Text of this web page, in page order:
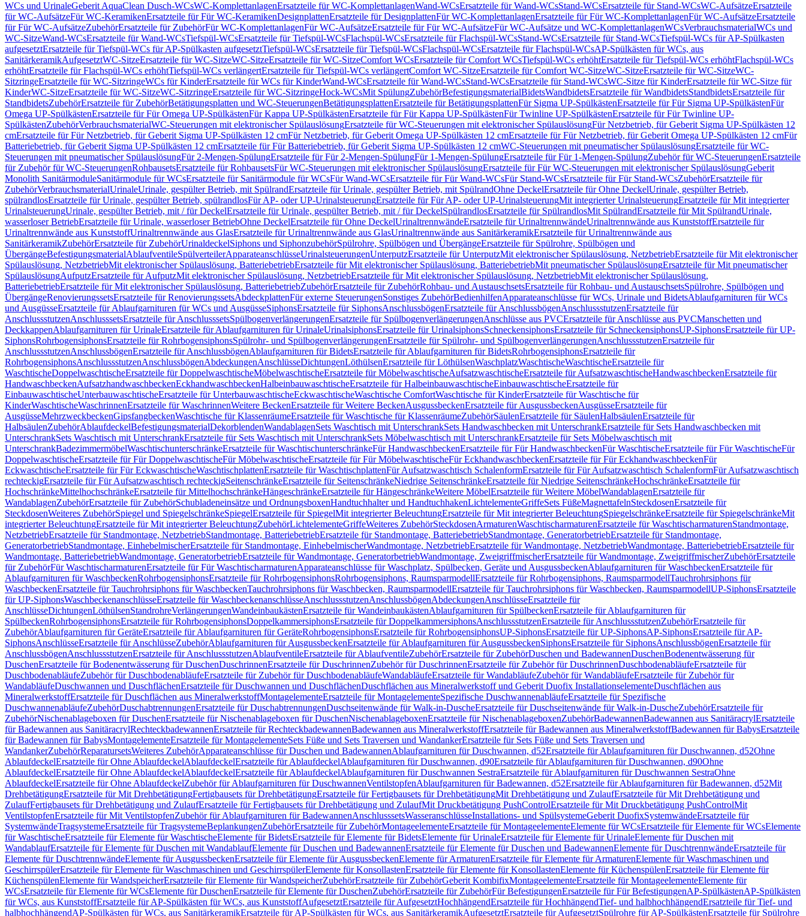
WCs und UrinaleGeberit AquaClean Dusch-WCsWC-KomplettanlagenErsatzteile für WC-KomplettanlagenWand-WCsErsatzteile für Wand-WCsStand-WCsErsatzteile für Stand-WCsWC-AufsätzeErsatzteile
für WC-AufsätzeFür WC-KeramikenErsatzteile für Für WC-KeramikenDesignplattenErsatzteile für DesignplattenFür WC-KomplettanlagenErsatzteile für Für WC-KomplettanlagenFür WC-AufsätzeErsatzteile
für Für WC-AufsätzeZubehörErsatzteile für ZubehörFür WC-KomplettanlagenFür WC-AufsätzeErsatzteile für Für WC-AufsätzeFür WC-Aufsätze und WC-KomplettanlagenWCsVerbrauchsmaterialWCs und
WC-SitzeWand-WCsErsatzteile für Wand-WCsTiefspül-WCsErsatzteile für Tiefspül-WCsFlachspül-WCsErsatzteile für Flachspül-WCsStand-WCsErsatzteile für Stand-WCsTiefspül-WCs für AP-Spülkasten
aufgesetztErsatzteile für Tiefspül-WCs für AP-Spülkasten aufgesetztTiefspül-WCsErsatzteile für Tiefspül-WCsFlachspül-WCsErsatzteile für Flachspül-WCsAP-Spülkästen für WCs, aus
SanitärkeramikAufgesetztWC-SitzeErsatzteile für WC-SitzeWC-SitzeErsatzteile für WC-SitzeComfort WCsErsatzteile für Comfort WCsTiefspül-WCs erhöhtErsatzteile für Tiefspül-WCs erhöhtFlachspül-WCs
erhöhtErsatzteile für Flachspül-WCs erhöhtTiefspül-WCs verlängertErsatzteile für Tiefspül-WCs verlängertComfort WC-SitzeErsatzteile für Comfort WC-SitzeWC-SitzeErsatzteile für WC-SitzeWC-
SitzringeErsatzteile für WC-SitzringeWCs für KinderErsatzteile für WCs für KinderWand-WCsErsatzteile für Wand-WCsStand-WCsErsatzteile für Stand-WCsWC-Sitze für KinderErsatzteile für WC-Sitze für
KinderWC-SitzeErsatzteile für WC-SitzeWC-SitzringeErsatzteile für WC-SitzringeHock-WCsMit SpülungZubehörBefestigungsmaterialBidetsWandbidetsErsatzteile für WandbidetsStandbidetsErsatzteile für
StandbidetsZubehörErsatzteile für ZubehörBetätigungsplatten und WC-SteuerungenBetätigungsplattenErsatzteile für BetätigungsplattenFür Sigma UP-SpülkästenErsatzteile für Für Sigma UP-SpülkästenFür
Omega UP-SpülkästenErsatzteile für Für Omega UP-SpülkästenFür Kappa UP-SpülkästenErsatzteile für Für Kappa UP-SpülkästenFür Twinline UP-SpülkästenErsatzteile für Für Twinline UP-
SpülkästenZubehörVerbrauchsmaterialWC-Steuerungen mit elektronischer SpülauslösungErsatzteile für WC-Steuerungen mit elektronischer SpülauslösungFür Netzbetrieb, für Geberit Sigma UP-Spülkästen 12
cmErsatzteile für Für Netzbetrieb, für Geberit Sigma UP-Spülkästen 12 cmFür Netzbetrieb, für Geberit Omega UP-Spülkästen 12 cmErsatzteile für Für Netzbetrieb, für Geberit Omega UP-Spülkästen 12 cmFür
Batteriebetrieb, für Geberit Sigma UP-Spülkästen 12 cmErsatzteile für Für Batteriebetrieb, für Geberit Sigma UP-Spülkästen 12 cmWC-Steuerungen mit pneumatischer SpülauslösungErsatzteile für WC-
Steuerungen mit pneumatischer SpülauslösungFür 2-Mengen-SpülungErsatzteile für Für 2-Mengen-SpülungFür 1-Mengen-SpülungErsatzteile für Für 1-Mengen-SpülungZubehör für WC-SteuerungenErsatzteile
für Zubehör für WC-SteuerungenRohbausetsErsatzteile für RohbausetsFür WC-Steuerungen mit elektronischer SpülauslösungErsatzteile für Für WC-Steuerungen mit elektronischer SpülauslösungGeberit
Monolith SanitärmoduleSanitärmodule für WCsErsatzteile für Sanitärmodule für WCsFür Wand-WCsErsatzteile für Für Wand-WCsFür Stand-WCsErsatzteile für Für Stand-WCsZubehörErsatzteile für
ZubehörVerbrauchsmaterialUrinaleUrinale, gespülter Betrieb, mit SpülrandErsatzteile für Urinale, gespülter Betrieb, mit SpülrandOhne DeckelErsatzteile für Ohne DeckelUrinale, gespülter Betrieb,
spülrandlosErsatzteile für Urinale, gespülter Betrieb, spülrandlosFür AP- oder UP-UrinalsteuerungErsatzteile für Für AP- oder UP-UrinalsteuerungMit integrierter UrinalsteuerungErsatzteile für Mit integrierter
UrinalsteuerungUrinale, gespülter Betrieb, mit / für DeckelErsatzteile für Urinale, gespülter Betrieb, mit / für DeckelSpülrandlosErsatzteile für SpülrandlosMit SpülrandErsatzteile für Mit SpülrandUrinale,
wasserloser BetriebErsatzteile für Urinale, wasserloser BetriebOhne DeckelErsatzteile für Ohne DeckelUrinaltrennwändeErsatzteile für UrinaltrennwändeUrinaltrennwände aus KunststoffErsatzteile für
Urinaltrennwände aus KunststoffUrinaltrennwände aus GlasErsatzteile für Urinaltrennwände aus GlasUrinaltrennwände aus SanitärkeramikErsatzteile für Urinaltrennwände aus
SanitärkeramikZubehörErsatzteile für ZubehörUrinaldeckelSiphons und SiphonzubehörSpülrohre, Spülbögen und ÜbergängeErsatzteile für Spülrohre, Spülbögen und
ÜbergängeBefestigungsmaterialAblaufventileSpülverteilerApparateanschlüsseUrinalsteuerungenUnterputzErsatzteile für UnterputzMit elektronischer Spülauslösung, NetzbetriebErsatzteile für Mit elektronischer
Spülauslösung, NetzbetriebMit elektronischer Spülauslösung, BatteriebetriebErsatzteile für Mit elektronischer Spülauslösung, BatteriebetriebMit pneumatischer SpülauslösungErsatzteile für Mit pneumatischer
SpülauslösungAufputzErsatzteile für AufputzMit elektronischer Spülauslösung, NetzbetriebErsatzteile für Mit elektronischer Spülauslösung, NetzbetriebMit elektronischer Spülauslösung,
BatteriebetriebErsatzteile für Mit elektronischer Spülauslösung, BatteriebetriebZubehörErsatzteile für ZubehörRohbau- und AustauschsetsErsatzteile für Rohbau- und AustauschsetsSpülrohre, Spülbögen und
ÜbergängeRenovierungssetsErsatzteile für RenovierungssetsAbdeckplattenFür externe SteuerungenSonstiges ZubehörBedienhilfenApparateanschlüsse für WCs, Urinale und BidetsAblaufgarnituren für WCs
und AusgüsseErsatzteile für Ablaufgarnituren für WCs und AusgüsseSiphonsErsatzteile für SiphonsAnschlussbögenErsatzteile für AnschlussbögenAnschlussstutzenErsatzteile für
AnschlussstutzenAnschlusssetsErsatzteile für AnschlusssetsSpülbogenverlängerungenErsatzteile für SpülbogenverlängerungenAnschlüsse aus PVCErsatzteile für Anschlüsse aus PVCManschetten und
DeckkappenAblaufgarnituren für UrinaleErsatzteile für Ablaufgarnituren für UrinaleUrinalsiphonsErsatzteile für UrinalsiphonsSchneckensiphonsErsatzteile für SchneckensiphonsUP-SiphonsErsatzteile für UP-
SiphonsRohrbogensiphonsErsatzteile für RohrbogensiphonsSpülrohr- und SpülbogenverlängerungenErsatzteile für Spülrohr- und SpülbogenverlängerungenAnschlussstutzenErsatzteile für
AnschlussstutzenAnschlussbögenErsatzteile für AnschlussbögenAblaufgarnituren für BidetsErsatzteile für Ablaufgarnituren für BidetsRohrbogensiphonsErsatzteile für
RohrbogensiphonsAnschlussstutzenAnschlussbögenAbdeckungenAnschlüsseDichtungenLöthülsenErsatzteile für LöthülsenWaschplatzWaschtischeWaschtischeErsatzteile für
WaschtischeDoppelwaschtischeErsatzteile für DoppelwaschtischeMöbelwaschtischeErsatzteile für MöbelwaschtischeAufsatzwaschtischeErsatzteile für AufsatzwaschtischeHandwaschbeckenErsatzteile für
HandwaschbeckenAufsatzhandwaschbeckenEckhandwaschbeckenHalbeinbauwaschtischeErsatzteile für HalbeinbauwaschtischeEinbauwaschtischeErsatzteile für
EinbauwaschtischeUnterbauwaschtischeErsatzteile für UnterbauwaschtischeEckwaschtischeWaschtische ComfortWaschtische für KinderErsatzteile für Waschtische für
KinderWaschtischeWaschrinnenErsatzteile für WaschrinnenWeitere BeckenErsatzteile für Weitere BeckenAusgussbeckenErsatzteile für AusgussbeckenAusgüsseErsatzteile für
AusgüsseMehrzweckbeckenGipsfangbeckenWaschtische für KlassenräumeErsatzteile für Waschtische für KlassenräumeZubehörSäulenErsatzteile für SäulenHalbsäulenErsatzteile für
HalbsäulenZubehörAblaufdeckelBefestigungsmaterialDekorblendenWandablagenSets Waschtisch mit UnterschrankSets Handwaschbecken mit UnterschrankErsatzteile für Sets Handwaschbecken mit
UnterschrankSets Waschtisch mit UnterschrankErsatzteile für Sets Waschtisch mit UnterschrankSets Möbelwaschtisch mit UnterschrankErsatzteile für Sets Möbelwaschtisch mit
UnterschrankBadezimmermöbelWaschtischunterschränkeErsatzteile für WaschtischunterschränkeFür HandwaschbeckenErsatzteile für Für HandwaschbeckenFür WaschtischeErsatzteile für Für WaschtischeFür
DoppelwaschtischeErsatzteile für Für DoppelwaschtischeFür MöbelwaschtischeErsatzteile für Für MöbelwaschtischeFür EckhandwaschbeckenErsatzteile für Für EckhandwaschbeckenFür
EckwaschtischeErsatzteile für Für EckwaschtischeWaschtischplattenErsatzteile für WaschtischplattenFür Aufsatzwaschtisch SchalenformErsatzteile für Für Aufsatzwaschtisch SchalenformFür Aufsatzwaschtisch
rechteckigErsatzteile für Für Aufsatzwaschtisch rechteckigSeitenschränkeErsatzteile für SeitenschränkeNiedrige SeitenschränkeErsatzteile für Niedrige SeitenschränkeHochschränkeErsatzteile für
HochschränkeMittelhochschränkeErsatzteile für MittelhochschränkeHängeschränkeErsatzteile für HängeschränkeWeitere MöbelErsatzteile für Weitere MöbelWandablagenErsatzteile für
WandablagenZubehörErsatzteile für ZubehörSchubladeneinsätze und OrdnungsboxenHandtuchhalter und HandtuchhakenLichtelementeGriffeSets FüßeMagnettafelnSteckdosenErsatzteile für
SteckdosenWeiteres ZubehörSpiegel und SpiegelschränkeSpiegelErsatzteile für SpiegelMit integrierter BeleuchtungErsatzteile für Mit integrierter BeleuchtungSpiegelschränkeErsatzteile für SpiegelschränkeMit
integrierter BeleuchtungErsatzteile für Mit integrierter BeleuchtungZubehörLichtelementeGriffeWeiteres ZubehörSteckdosenArmaturenWaschtischarmaturenErsatzteile für WaschtischarmaturenStandmontage,
NetzbetriebErsatzteile für Standmontage, NetzbetriebStandmontage, BatteriebetriebErsatzteile für Standmontage, BatteriebetriebStandmontage, GeneratorbetriebErsatzteile für Standmontage,
GeneratorbetriebStandmontage, EinhebelmischerErsatzteile für Standmontage, EinhebelmischerWandmontage, NetzbetriebErsatzteile für Wandmontage, NetzbetriebWandmontage, BatteriebetriebErsatzteile für
Wandmontage, BatteriebetriebWandmontage, GeneratorbetriebErsatzteile für Wandmontage, GeneratorbetriebWandmontage, ZweigriffmischerErsatzteile für Wandmontage, ZweigriffmischerZubehörErsatzteile
für ZubehörFür WaschtischarmaturenErsatzteile für Für WaschtischarmaturenApparateanschlüsse für Waschplatz, Spülbecken, Geräte und AusgussbeckenAblaufgarnituren für WaschbeckenErsatzteile für
Ablaufgarnituren für WaschbeckenRohrbogensiphonsErsatzteile für RohrbogensiphonsRohrbogensiphons, RaumsparmodellErsatzteile für Rohrbogensiphons, RaumsparmodellTauchrohrsiphons für
WaschbeckenErsatzteile für Tauchrohrsiphons für WaschbeckenTauchrohrsiphons für Waschbecken, RaumsparmodellErsatzteile für Tauchrohrsiphons für Waschbecken, RaumsparmodellUP-SiphonsErsatzteile
für UP-SiphonsWaschbeckenanschlüsseErsatzteile für WaschbeckenanschlüsseAnschlussstutzenAnschlussbögenAbdeckungenAnschlüsseErsatzteile für
AnschlüsseDichtungenLöthülsenStandrohreVerlängerungenWandeinbaukästenErsatzteile für WandeinbaukästenAblaufgarnituren für SpülbeckenErsatzteile für Ablaufgarnituren für
SpülbeckenRohrbogensiphonsErsatzteile für RohrbogensiphonsDoppelkammersiphonsErsatzteile für DoppelkammersiphonsAnschlussstutzenErsatzteile für AnschlussstutzenZubehörErsatzteile für
ZubehörAblaufgarnituren für GeräteErsatzteile für Ablaufgarnituren für GeräteRohrbogensiphonsErsatzteile für RohrbogensiphonsUP-SiphonsErsatzteile für UP-SiphonsAP-SiphonsErsatzteile für AP-
SiphonsAnschlüsseErsatzteile für AnschlüsseZubehörAblaufgarnituren für AusgussbeckenErsatzteile für Ablaufgarnituren für AusgussbeckenSiphonsErsatzteile für SiphonsAnschlussbögenErsatzteile für
AnschlussbögenAnschlussstutzenErsatzteile für AnschlussstutzenAblaufventileErsatzteile für AblaufventileZubehörErsatzteile für ZubehörDuschen und BadewannenDuschenBodenentwässerung für
DuschenErsatzteile für Bodenentwässerung für DuschenDuschrinnenErsatzteile für DuschrinnenZubehör für DuschrinnenErsatzteile für Zubehör für DuschrinnenDuschbodenabläufeErsatzteile für
DuschbodenabläufeZubehör für DuschbodenabläufeErsatzteile für Zubehör für DuschbodenabläufeWandabläufeErsatzteile für WandabläufeZubehör für WandabläufeErsatzteile für Zubehör für
WandabläufeDuschwannen und DuschflächenErsatzteile für Duschwannen und DuschflächenDuschflächen aus Mineralwerkstoff und Geberit Duofix InstallationselementeDuschflächen aus
MineralwerkstoffErsatzteile für Duschflächen aus MineralwerkstoffMontagelementeErsatzteile für MontagelementeSpezifische DuschwannenabläufeErsatzteile für Spezifische
DuschwannenabläufeZubehörDuschabtrennungenErsatzteile für DuschabtrennungenDuschseitenwände für Walk-in-DuscheErsatzteile für Duschseitenwände für Walk-in-DuscheZubehörErsatzteile für
ZubehörNischenablageboxen für DuschenErsatzteile für Nischenablageboxen für DuschenNischenablageboxenErsatzteile für NischenablageboxenZubehörBadewannenBadewannen aus SanitäracrylErsatzteile
für Badewannen aus SanitäracrylRechteckbadewannenErsatzteile für RechteckbadewannenBadewannen aus MineralwerkstoffErsatzteile für Badewannen aus MineralwerkstoffBadewannen für BabysErsatzteile
für Badewannen für BabysMontagelementeErsatzteile für MontagelementeSets Füße und Sets Traversen und WandankerErsatzteile für Sets Füße und Sets Traversen und
WandankerZubehörReparatursetsWeiteres ZubehörApparateanschlüsse für Duschen und BadewannenAblaufgarnituren für Duschwannen, d52Ersatzteile für Ablaufgarnituren für Duschwannen, d52Ohne
AblaufdeckelErsatzteile für Ohne AblaufdeckelAblaufdeckelErsatzteile für AblaufdeckelAblaufgarnituren für Duschwannen, d90Ersatzteile für Ablaufgarnituren für Duschwannen, d90Ohne
AblaufdeckelErsatzteile für Ohne AblaufdeckelAblaufdeckelErsatzteile für AblaufdeckelAblaufgarnituren für Duschwannen SestraErsatzteile für Ablaufgarnituren für Duschwannen SestraOhne
AblaufdeckelErsatzteile für Ohne AblaufdeckelZubehör für Ablaufgarnituren für DuschwannenVentilstopfenAblaufgarnituren für Badewannen, d52Ersatzteile für Ablaufgarnituren für Badewannen, d52Mit
DrehbetätigungErsatzteile für Mit DrehbetätigungFertigbausets für DrehbetätigungErsatzteile für Fertigbausets für DrehbetätigungMit Drehbetätigung und ZulaufErsatzteile für Mit Drehbetätigung und
ZulaufFertigbausets für Drehbetätigung und ZulaufErsatzteile für Fertigbausets für Drehbetätigung und ZulaufMit Druckbetätigung PushControlErsatzteile für Mit Druckbetätigung PushControlMit
VentilstopfenErsatzteile für Mit VentilstopfenZubehör für Ablaufgarnituren für BadewannenAnschlusssetsWasseranschlüsseInstallations- und SpülsystemeGeberit DuofixSystemwändeErsatzteile für
SystemwändeTragsystemeErsatzteile für TragsystemeBeplankungenZubehörErsatzteile für ZubehörMontageelementeErsatzteile für MontageelementeElemente für WCsErsatzteile für Elemente für WCsElemente
für WaschtischeErsatzteile für Elemente für WaschtischeElemente für BidetsErsatzteile für Elemente für BidetsElemente für UrinaleErsatzteile für Elemente für UrinaleElemente für Duschen mit
WandablaufErsatzteile für Elemente für Duschen mit WandablaufElemente für Duschen und BadewannenErsatzteile für Elemente für Duschen und BadewannenElemente für DuschtrennwändeErsatzteile für
Elemente für DuschtrennwändeElemente für AusgussbeckenErsatzteile für Elemente für AusgussbeckenElemente für ArmaturenErsatzteile für Elemente für ArmaturenElemente für Waschmaschinen und
GeschirrspülerErsatzteile für Elemente für Waschmaschinen und GeschirrspülerElemente für KonsollastenErsatzteile für Elemente für KonsollastenElemente für KüchenspülenErsatzteile für Elemente für
KüchenspülenElemente für WandspeicherErsatzteile für Elemente für WandspeicherZubehörErsatzteile für ZubehörGeberit KombifixMontageelementeErsatzteile für MontageelementeElemente für
WCsErsatzteile für Elemente für WCsElemente für DuschenErsatzteile für Elemente für DuschenZubehörErsatzteile für ZubehörFür BefestigungenErsatzteile für Für BefestigungenAP-SpülkästenAP-Spülkästen
für WCs, aus KunststoffErsatzteile für AP-Spülkästen für WCs, aus KunststoffAufgesetztErsatzteile für AufgesetztHochhängendErsatzteile für HochhängendTief- und halbhochhängendErsatzteile für Tief- und
halbhochhängendAP-Spülkästen für WCs, aus SanitärkeramikErsatzteile für AP-Spülkästen für WCs, aus SanitärkeramikAufgesetztErsatzteile für AufgesetztSpülrohre für AP-SpülkästenErsatzteile für Spülrohre